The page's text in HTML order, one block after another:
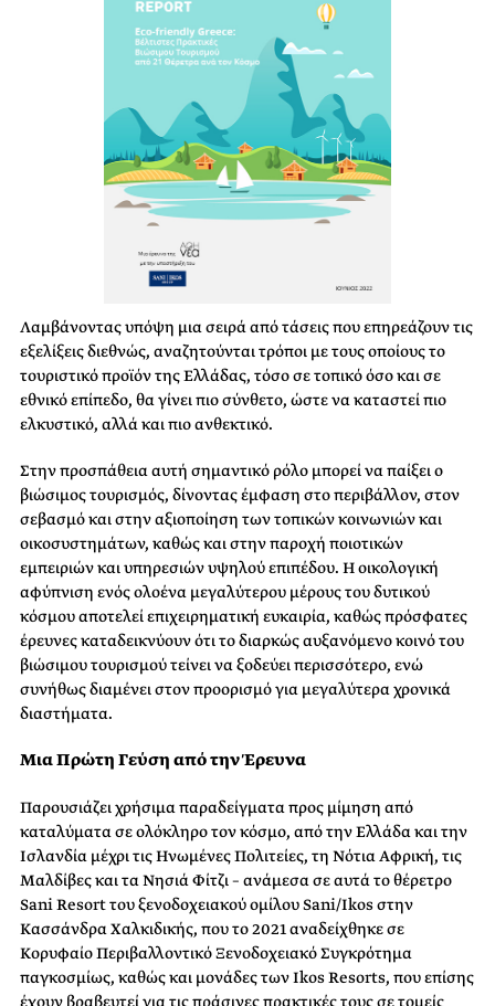
Λαμβάνοντας υπόψη μια σειρά από τάσεις που επηρεάζουν τις
εξελίξεις διεθνώς, αναζητούνται τρόποι με τους οποίους το
τουριστικό προϊόν της Ελλάδας, τόσο σε τοπικό όσο και σε
εθνικό επίπεδο, θα γίνει πιο σύνθετο, ώστε να καταστεί πιο
ελκυστικό, αλλά και πιο ανθεκτικό.
Στην προσπάθεια αυτή σημαντικό ρόλο μπορεί να παίξει ο
βιώσιμος τουρισμός, δίνοντας έμφαση στο περιβάλλον, στον
σεβασμό και στην αξιοποίηση των τοπικών κοινωνιών και
οικοσυστημάτων, καθώς και στην παροχή ποιοτικών
εμπειριών και υπηρεσιών υψηλού επιπέδου. Η οικολογική
αφύπνιση ενός ολοένα μεγαλύτερου μέρους του δυτικού
κόσμου αποτελεί επιχειρηματική ευκαιρία, καθώς πρόσφατες
έρευνες καταδεικνύουν ότι το διαρκώς αυξανόμενο κοινό του
βιώσιμου τουρισμού τείνει να ξοδεύει περισσότερο, ενώ
συνήθως διαμένει στον προορισμό για μεγαλύτερα χρονικά
διαστήματα.
Μια Πρώτη Γεύση από την Έρευνα
Παρουσιάζει χρήσιμα παραδείγματα προς μίμηση από
καταλύματα σε ολόκληρο τον κόσμο, από την Ελλάδα και την
Ισλανδία μέχρι τις Ηνωμένες Πολιτείες, τη Νότια Αφρική, τις
Μαλδίβες και τα Νησιά Φίτζι – ανάμεσα σε αυτά το θέρετρο
Sani Resort του ξενοδοχειακού ομίλου Sani/Ikos στην
Κασσάνδρα Χαλκιδικής, που το 2021 αναδείχθηκε σε
Κορυφαίο Περιβαλλοντικό Ξενοδοχειακό Συγκρότημα
παγκοσμίως, καθώς και μονάδες των Ikos Resorts, που επίσης
έχουν βραβευτεί για τις πράσινες πρακτικές τους σε τομείς